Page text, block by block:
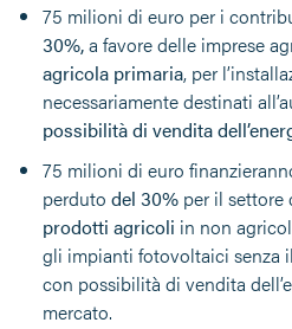
75 milioni di euro per i
30%,a favore delle imprese
agricola primaria, per
necessariamente destinati
possibilità di vendita
75 milioni di euro
perduto del 30%per il settore
prodotti agricoli in non
gli impianti fotovoltaici senza
con possibilità di vendita
mercato.